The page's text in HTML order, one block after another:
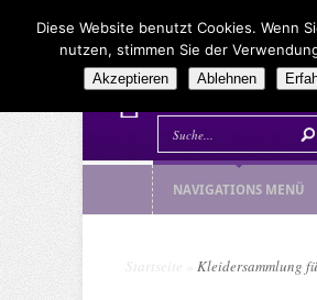
NAVIGATIONS MENÜ
Startseite Kleidersammlung
Diese Website benutzt Cookies. Wenn
nutzen, stimmen Sie der
Akzeptieren Ablehnen